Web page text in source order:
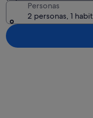
Personas
2 personas, 1